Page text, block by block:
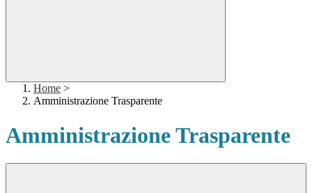
Home >
Amministrazione Trasparente
Amministrazione Trasparente